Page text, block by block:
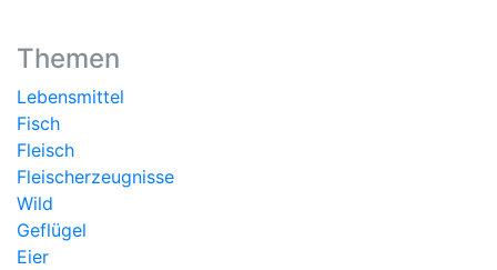
Themen
Lebensmittel
Fisch
Fleisch
Fleischerzeugnisse
Wild
Geflügel
Eier